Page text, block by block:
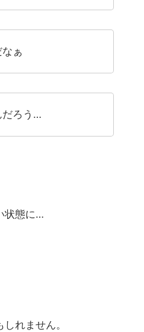
ぁ
だろう…
状態に…
れません。